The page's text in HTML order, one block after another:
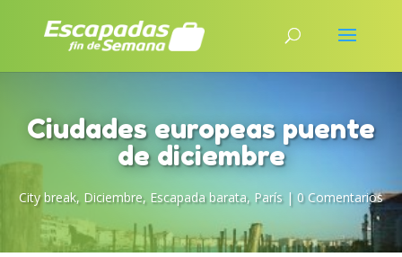
Ciudades europeas puente
de diciembre
City break, Diciembre, Escapada barata, París| 0 Comentarios